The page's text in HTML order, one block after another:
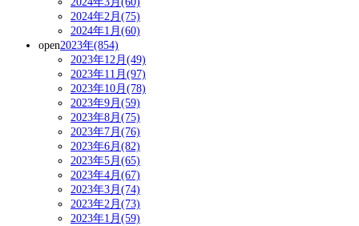
2024年2月(75)
2024年1月(60)
open2023年(854)
2023年12月(49)
2023年11月(97)
2023年10月(78)
2023年9月(59)
2023年8月(75)
2023年7月(76)
2023年6月(82)
2023年5月(65)
2023年4月(67)
2023年3月(74)
2023年2月(73)
2023年1月(59)